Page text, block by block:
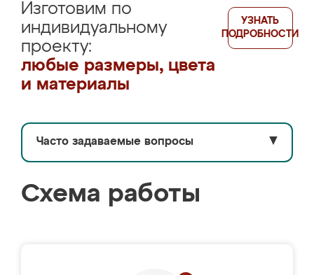
Изготовим по
индивидуальному
проекту:
любые размеры, цвета
и материалы
УЗНАТЬ
ПОДРОБНОСТИ
Часто задаваемые вопросы ▼
Схема работы